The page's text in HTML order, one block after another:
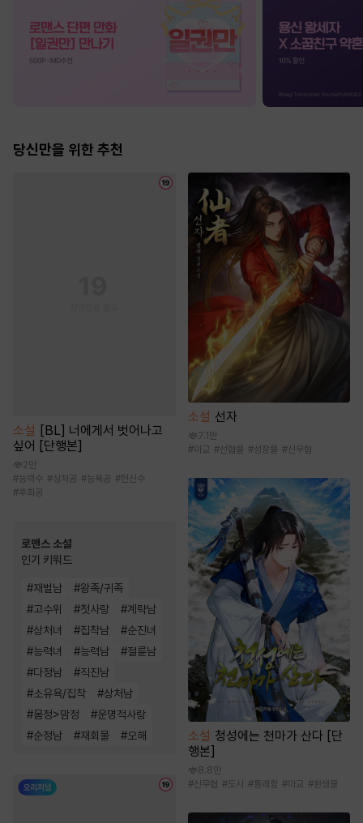
당신만을 위한 추천
소설 [BL] 너에게서 벗어나고
싶어 [단행본]
2만
#능력수 #상처공 #능욕공 #헌신수
#후회공
로맨스 소설
인기 키워드
#재벌남 #왕족/귀족
#고수위 #첫사랑 #계략남
#상처녀 #집착남 #순진녀
#능력녀 #능력남 #절륜남
#다정남 #직진남
#소유욕/집착 #상처남
#몸정>맘정 #운명적사랑
#순정남 #재회물 #오해
소설 선자
7.1만
#마교 #선협물 #성장물 #신무협
소설 청성에는 천마가 산다 [단
행본]
8.8만
#신무협 #도사 #통쾌함 #마교 #환생물